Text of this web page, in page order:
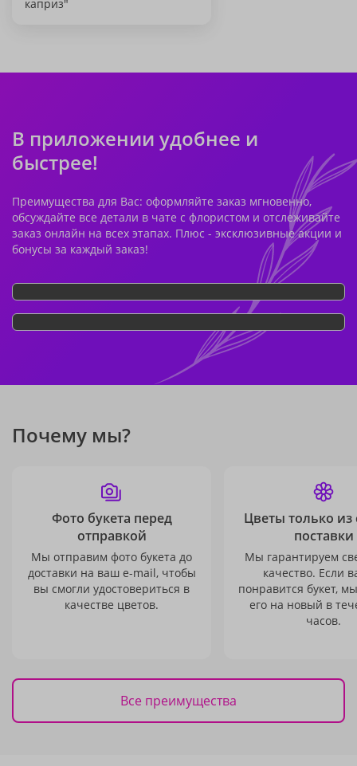
каприз"
В приложении удобнее и
быстрее!
Преимущества для Вас: оформляйте заказ мгновенно,
обсуждайте все детали в чате с флористом и отслеживайте
заказ онлайн на всех этапах. Плюс - эксклюзивные акции и
бонусы за каждый заказ!
Почему мы?
Фото букета перед
отправкой
Мы отправим фото букета до
доставки на ваш e-mail, чтобы
вы смогли удостовериться в
качестве цветов.
Цветы только из
поставки
Мы гарантируем
качество. Если
понравится букет,
его на новый в
часов.
Все преимущества